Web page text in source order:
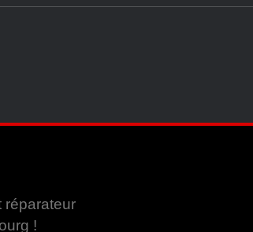
réparateur
!